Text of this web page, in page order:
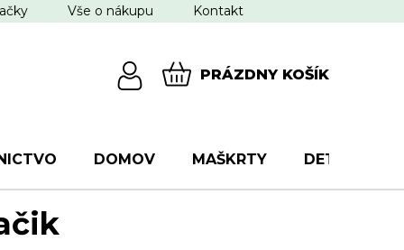
Vše o nákupu Kontakt
PRÁZDNY KOŠÍK
DOMOV MAŠKRTY DETI